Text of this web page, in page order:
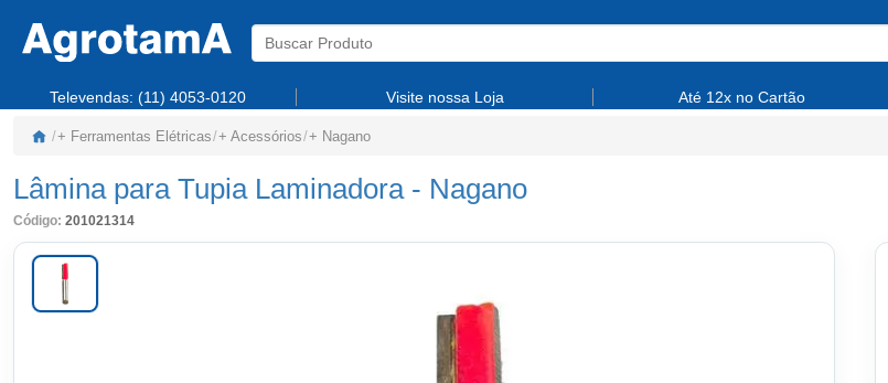
Televendas: (11) 4053-0120 Visite nossa Loja Até 12x no Cartão
/+ Ferramentas Elétricas/+ Acessórios/+ Nagano
Lâmina para Tupia Laminadora- Nagano
Código: 201021314